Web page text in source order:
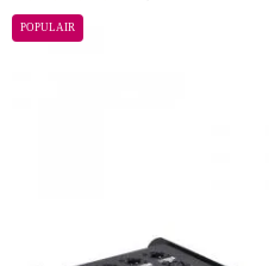
POPULAIR